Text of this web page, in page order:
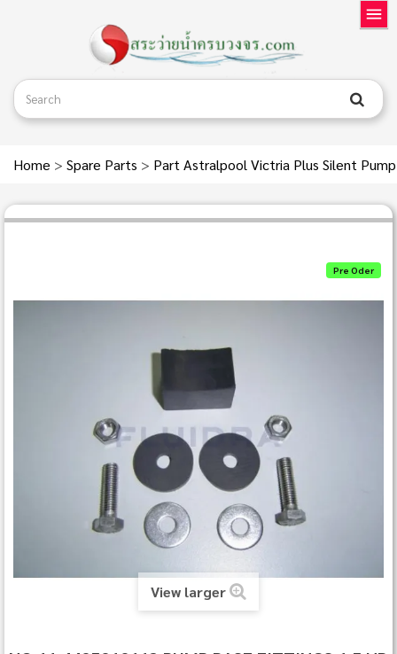
Home > Spare Parts > Part Astralpool Victria Plus Silent
Pre Oder
View larger